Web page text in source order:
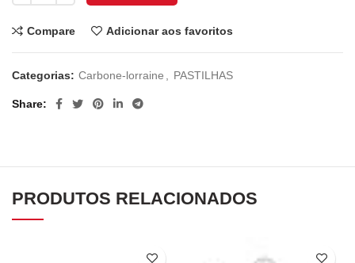
Compare Adicionar aos favoritos
Categorias: Carbone-lorraine PASTILHAS
Share
PRODUTOS RELACIONADOS